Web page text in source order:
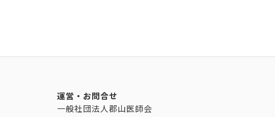
運営・お問合せ
一般社団法人郡山医師会